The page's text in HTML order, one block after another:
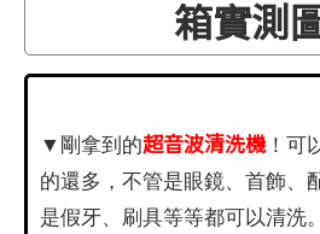
箱實測
▼剛拿到的超音波清洗機！可
的還多，不管是眼鏡、首飾、
是假牙、刷具等等都可以清洗。